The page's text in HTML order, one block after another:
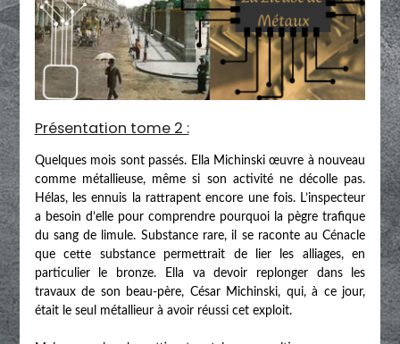
Présentation tome 2 :
Quelques mois sont passés. Ella Michinski œuvre à nouveau
comme métallieuse, même si son activité ne décolle pas.
Hélas, les ennuis la rattrapent encore une fois. L’inspecteur
a besoin d’elle pour comprendre pourquoi la pègre trafique
du sang de limule. Substance rare, il se raconte au Cénacle
que cette substance permettrait de lier les alliages, en
particulier le bronze. Ella va devoir replonger dans les
travaux de son beau-père, César Michinski, qui, à ce jour,
était le seul métallieur à avoir réussi cet exploit.